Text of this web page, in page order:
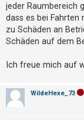
jeder Raumbereich
dass es bei Fahrten
zu Schäden an
Schäden auf dem
Ich freue mich auf
WildeHexe_73